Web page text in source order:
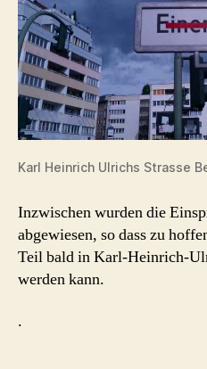
Karl Heinrich Ulrichs Strasse
Inzwischen wurden die
abgewiesen, so dass zu
Teil bald in Karl-Heinrich-
werden kann.
.